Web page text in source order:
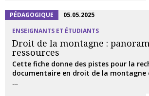
PÉDAGOGIQUE
05.05.2025
ENSEIGNANTS ET ÉTUDIANTS
Droit de la montagne :
ressources
Cette fiche donne des pistes pour la
documentaire en droit de la montagne
...